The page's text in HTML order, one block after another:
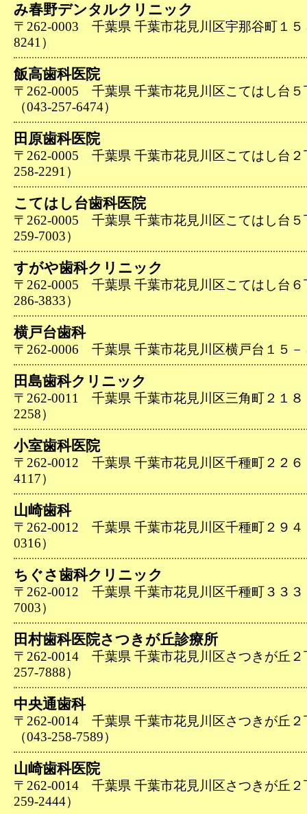
み春野デンタルクリニック
〒262-0003 千葉県 千葉市花見川区宇那谷町１５
8241）
飯高歯科医院
〒262-0005 千葉県 千葉市花見川区こてはし台５
（043-257-6474）
田原歯科医院
〒262-0005 千葉県 千葉市花見川区こてはし台２
258-2291）
こてはし台歯科医院
〒262-0005 千葉県 千葉市花見川区こてはし台５
259-7003）
すがや歯科クリニック
〒262-0005 千葉県 千葉市花見川区こてはし台６
286-3833）
横戸台歯科
〒262-0006 千葉県 千葉市花見川区横戸台１５－
田島歯科クリニック
〒262-0011 千葉県 千葉市花見川区三角町２１８
2258）
小室歯科医院
〒262-0012 千葉県 千葉市花見川区千種町２２６
4117）
山崎歯科
〒262-0012 千葉県 千葉市花見川区千種町２９４
0316）
ちぐさ歯科クリニック
〒262-0012 千葉県 千葉市花見川区千種町３３３
7003）
田村歯科医院さつきが丘診療所
〒262-0014 千葉県 千葉市花見川区さつきが丘２
257-7888）
中央通歯科
〒262-0014 千葉県 千葉市花見川区さつきが丘２
（043-258-7589）
山崎歯科医院
〒262-0014 千葉県 千葉市花見川区さつきが丘２
259-2444）